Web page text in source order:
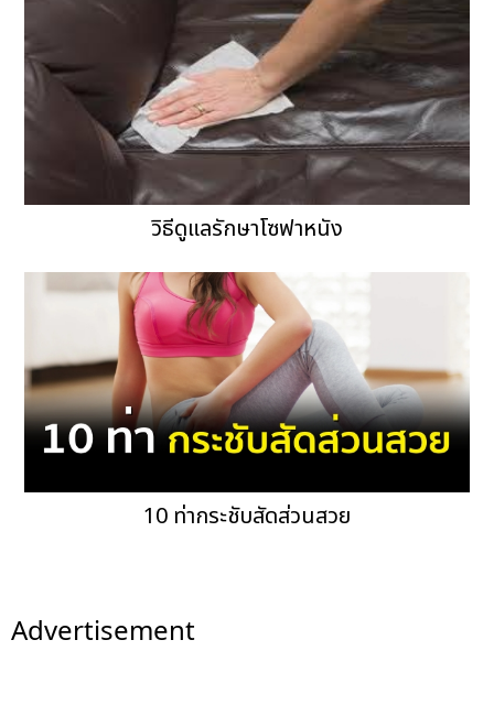
วิธีดูแลรักษาโซฟาหนัง
10 ท่ากระชับสัดส่วนสวย
Advertisement